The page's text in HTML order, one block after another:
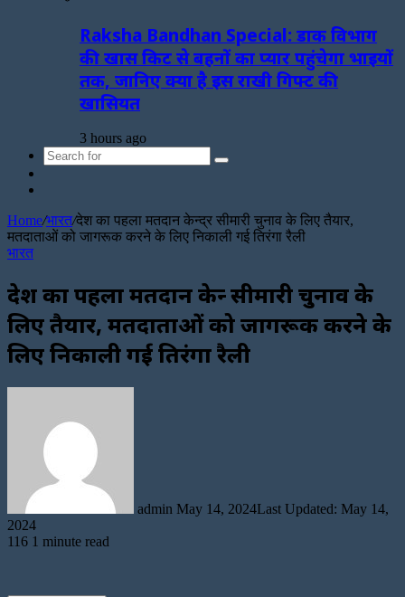
Raksha Bandhan Special: डाक विभाग
की खास किट से बहनों का प्यार पहुंचेगा भाइयों
तक, जानिए क्या है इस राखी गिफ्ट की
खासियत
3 hours ago
Search
Home/भारत/देश का पहला मतदान केन्द्र सीमारी चुनाव के लिए तैयार,
मतदाताओं को जागरूक करने के लिए निकाली गई तिरंगा रैली
भारत
देश का पहला मतदान केन्द्र सीमारी चुनाव के
लिए तैयार, मतदाताओं को जागरूक करने के
लिए निकाली गई तिरंगा रैली
admin May 14, 2024Last Updated: May 14,
2024
116 1 minute read